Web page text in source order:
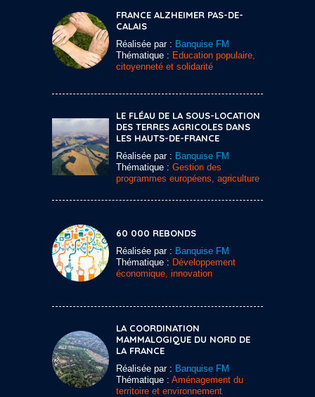
FRANCE ALZHEIMER PAS-DE-
CALAIS
Réalisée par : Banquise FM
Thématique : Education populaire,
citoyenneté et solidarité
LE FLÉAU DE LA SOUS-LOCATION
DES TERRES AGRICOLES DANS
LES HAUTS-DE-FRANCE
Réalisée par : Banquise FM
Thématique : Gestion des
programmes européens, agriculture
60 000 REBONDS
Réalisée par : Banquise FM
Thématique : Développement
économique, innovation
LA COORDINATION
MAMMALOGIQUE DU NORD DE
LA FRANCE
Réalisée par : Banquise FM
Thématique : Aménagement du
territoire et environnement